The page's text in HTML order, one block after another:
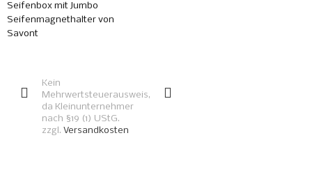
Seifenbox mit Jumbo
Seifenmagnethalter von
Savont
Kein
Mehrwertsteuerausweis,
da Kleinunternehmer
nach §19 (1) UStG.
zzgl. Versandkosten